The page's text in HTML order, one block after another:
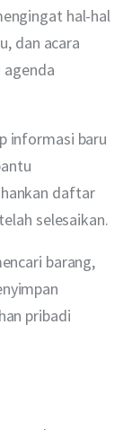
hal-hal
dan acara
agenda
informasi baru
daftar
selesaikan.
barang,
pribadi